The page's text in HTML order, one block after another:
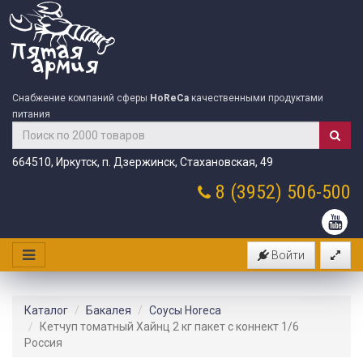
Снабжение компаний сферы HoReCa качественными продуктами
питания
664510, Иркутск, п. Дзержинск, Стахановская, 49
8 (3952) 506-500
Войти
Каталог Бакалея
Соусы Horeca
Кетчуп томатный Хайнц 2 кг пакет с коннект 1/6
Россия